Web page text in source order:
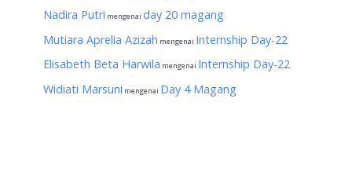
Nadira Putri mengenai day 20 magang
Mutiara Aprelia Azizah mengenai Internship Day-22
Elisabeth Beta Harwila mengenai Internship Day-22
Widiati Marsuni mengenai Day 4 Magang